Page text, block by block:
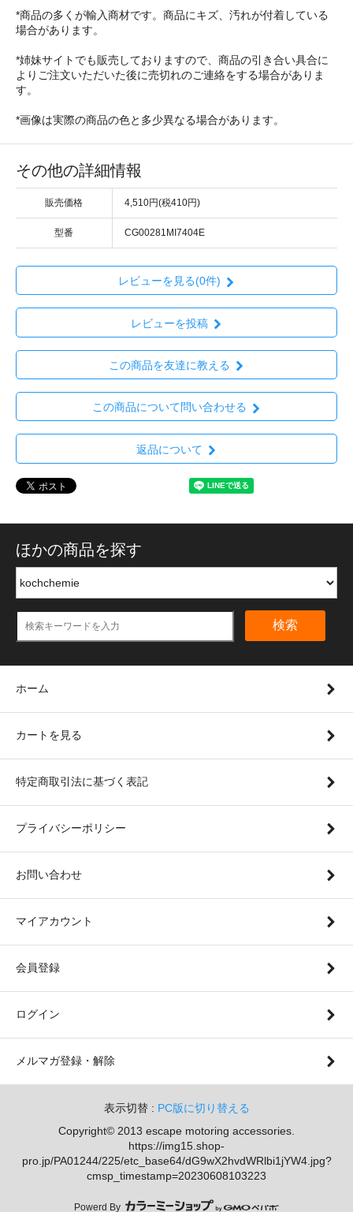
*商品の多くが輸入商材です。商品にキズ、汚れが付着している
場合があります。
*姉妹サイトでも販売しておりますので、商品の引き合い具合に
よりご注文いただいた後に売切れのご連絡をする場合がありま
す。
*画像は実際の商品の色と多少異なる場合があります。
その他の詳細情報
販売価格 4,510円(税410円)
型番 CG00281MI7404E
レビューを見る(0件)
レビューを投稿
この商品を友達に教える
この商品について問い合わせる
返品について
ほかの商品を探す
検索
ホーム
カートを見る
特定商取引法に基づく表記
プライバシーポリシー
お問い合わせ
マイアカウント
会員登録
ログイン
メルマガ登録・解除
表示切替 : PC版に切り替える
Copyright© 2013 escape motoring accessories.
https://img15.shop-
pro.jp/PA01244/225/etc_base64/dG9wX2hvdWRlbi1jYW4.jpg?
cmsp_timestamp=20230608103223
Powerd By